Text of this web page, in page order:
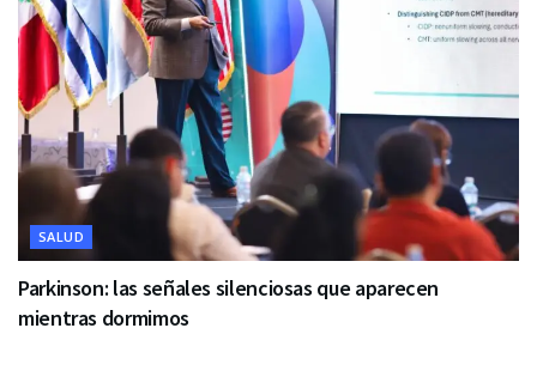
SALUD
Parkinson: las señales silenciosas que aparecen
mientras dormimos